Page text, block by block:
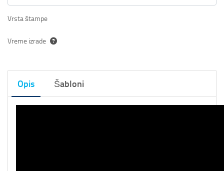
Vrsta štampe
Vreme izrade
Opis Šabloni